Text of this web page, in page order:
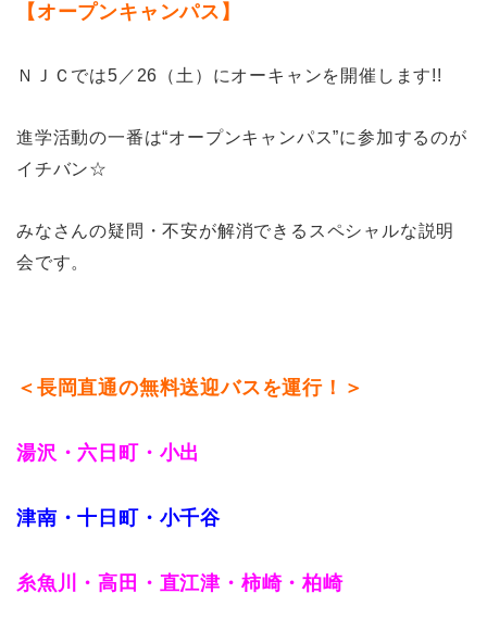
【オープンキャンパス】
ＮＪＣでは5／26（土）にオーキャンを開催します!!
進学活動の一番は“オープンキャンパス”に参加するのが
イチバン☆
みなさんの疑問・不安が解消できるスペシャルな説明
会です。
＜長岡直通の無料送迎バスを運行！＞
湯沢・六日町・小出
津南・十日町・小千谷
糸魚川・高田・直江津・柿崎・柏崎